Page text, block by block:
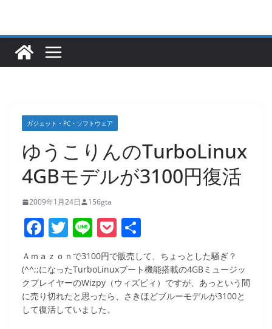
ガジェット・PC・ソフトウェア
ゆうこりんのTurboLinux
4GBモデルが3100円復活
2009年1月24日 156gta
F
c
e
b
T
w
itt
er
Li
n
e
P
o
ck
et
有
Ａｍａｚｏｎで3100円で販売して、ちょっとした騒ぎ？
(^^;;になったTurboLinuxブート機能搭載の4GBミュージッ
クプレイヤーのWizpy（ウィズピィ）ですが、あっという間
に売り切れたと思ったら、さきほどブルーモデルが3100と
して復活していました。